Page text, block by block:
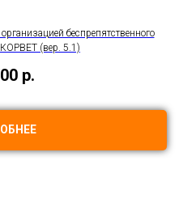
беспрепятственного
КОРВЕТ (вер. 5.1)
р.